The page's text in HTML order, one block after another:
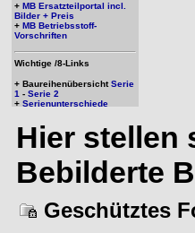
+ MB Ersatzteilportal incl.
Bilder + Preis
+ MB Betriebsstoff-
Vorschriften
Wichtige /8-Links
+ BaureihenübersichtSerie
1 - Serie 2
+ Serienunterschiede
Hier stellen
Bebilderte
Geschütztes